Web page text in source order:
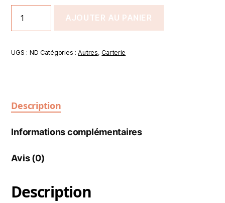
AJOUTER AU PANIER
UGS : ND Catégories :Autres,Carterie
Description
Informations complémentaires
Avis (0)
Description